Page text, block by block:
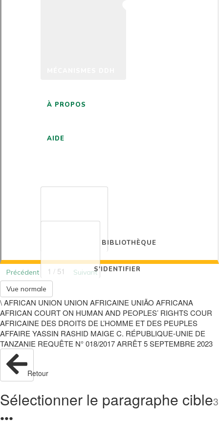
À PROPOS
AIDE
BIBLIOTHÈQUE
S'IDENTIFIER
Précédent 1 / 51
Suivant
Vue normale
\ AFRICAN UNION UNION AFRICAINE UNIÃO AFRICANA
AFRICAN COURT ON HUMAN AND PEOPLES’ RIGHTS COUR
AFRICAINE DES DROITS DE L’HOMME ET DES PEUPLES
AFFAIRE YASSIN RASHID MAIGE C. RÉPUBLIQUE-UNIE DE
TANZANIE REQUÊTE N° 018/2017 ARRÊT 5 SEPTEMBRE 2023
Retour
Sélectionner le paragraphe cible3
●●●